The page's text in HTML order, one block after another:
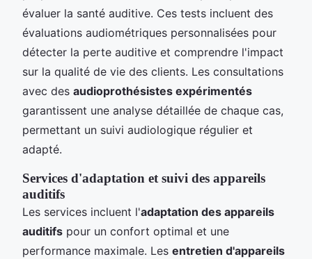
évaluer la santé auditive. Ces tests incluent des
évaluations audiométriques personnalisées pour
détecter la perte auditive et comprendre l'impact
sur la qualité de vie des clients. Les consultations
avec des audioprothésistes expérimentés
garantissent une analyse détaillée de chaque cas,
permettant un suivi audiologique régulier et
adapté.
Services d'adaptation et suivi des appareils
auditifs
Les services incluent l'adaptation des appareils
auditifs pour un confort optimal et une
performance maximale. Les entretien d'appareils